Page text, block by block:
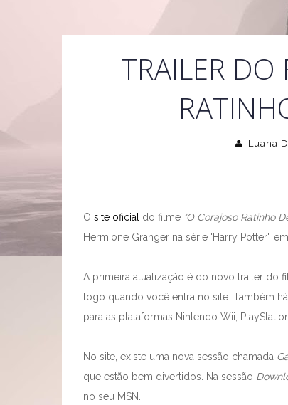
TRAILER DO
Luana
O site oficial do filme "O Corajoso Ratinho
Hermione Granger na série 'Harry Potter',
A primeira atualização é do novo trailer do
logo quando você entra no site. Também
para as plataformas Nintendo Wii,
No site, existe uma nova sessão chamada
que estão bem divertidos. Na sessão
no seu MSN.